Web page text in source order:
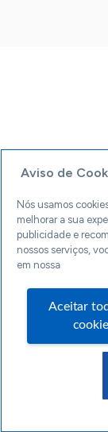
Aviso de
Nós usamos
melhorar a sua
publicidade e
nossos serviços,
em nossa
Aceitar